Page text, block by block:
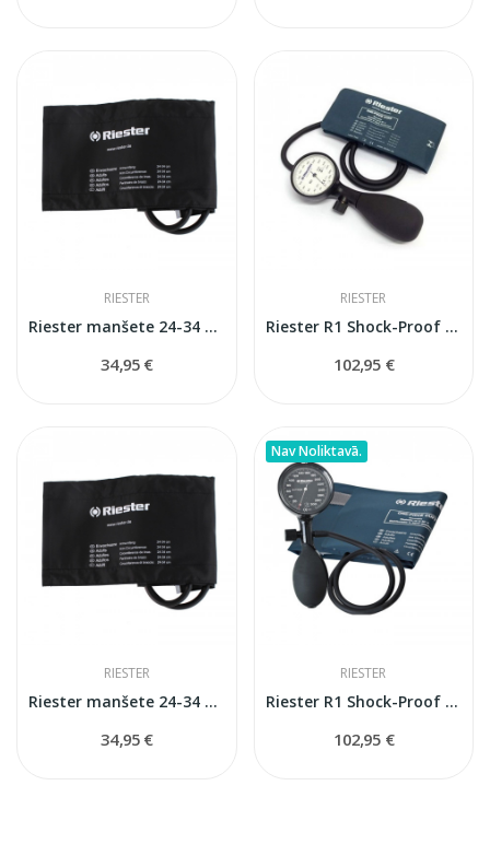
RIESTER
Riester manšete 24-34 cm
34,95 €
RIESTER
Riester R1 Shock-Proof mehaniskais...
102,95 €
RIESTER
Riester manšete 24-34 cm 2 caurules
34,95 €
Nav Noliktavā.
RIESTER
Riester R1 Shock-Proof mehaniskais...
102,95 €